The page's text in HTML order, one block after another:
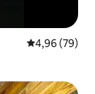
Vidutinis
4,96 (79)